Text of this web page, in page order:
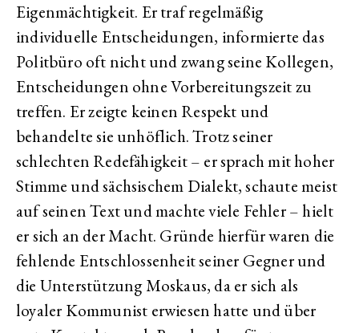
Eigenmächtigkeit. Er traf regelmäßig
individuelle Entscheidungen, informierte das
Politbüro oft nicht und zwang seine Kollegen,
Entscheidungen ohne Vorbereitungszeit zu
treffen. Er zeigte keinen Respekt und
behandelte sie unhöflich. Trotz seiner
schlechten Redefähigkeit – er sprach mit hoher
Stimme und sächsischem Dialekt, schaute meist
auf seinen Text und machte viele Fehler – hielt
er sich an der Macht. Gründe hierfür waren die
fehlende Entschlossenheit seiner Gegner und
die Unterstützung Moskaus, da er sich als
loyaler Kommunist erwiesen hatte und über